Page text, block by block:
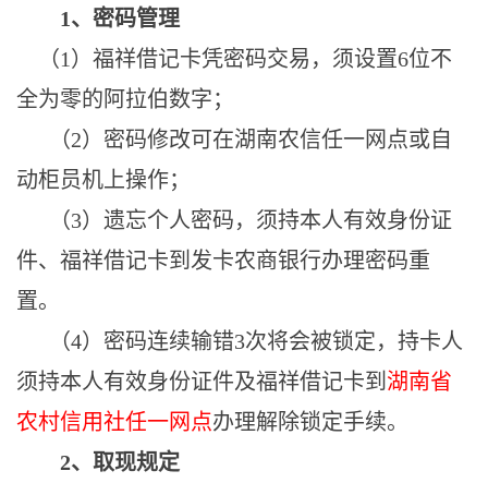
1、密码管理
（1）福祥借记卡凭密码交易，须设置6位不
全为零的阿拉伯数字；
（2）密码修改可在湖南农信任一网点或自
动柜员机上操作；
（3）遗忘个人密码，须持本人有效身份证
件、福祥借记卡到 发卡农商银行办理密码重
置。
（4）密码连续输错3次将会被锁定， 持卡人
须持本人有效身份证件及福祥借记卡到 湖南省
农村信用社任一网点办理解除锁定手续。
2、取现规定